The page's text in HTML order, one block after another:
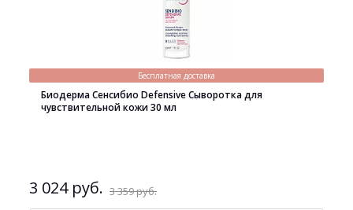
Бесплатная доставка
Биодерма Сенсибио Defensive Сыворотка для
чувствительной кожи 30 мл
3 024 руб. 3 359 руб.